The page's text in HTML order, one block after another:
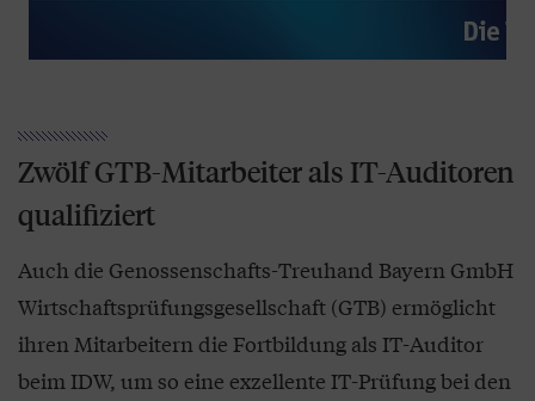
Zwölf GTB-Mitarbeiter als IT-Auditoren
qualifiziert
Auch die Genossenschafts-Treuhand Bayern GmbH
Wirtschaftsprüfungsgesellschaft (GTB) ermöglicht
ihren Mitarbeitern die Fortbildung als IT-Auditor
beim IDW, um so eine exzellente IT-Prüfung bei den